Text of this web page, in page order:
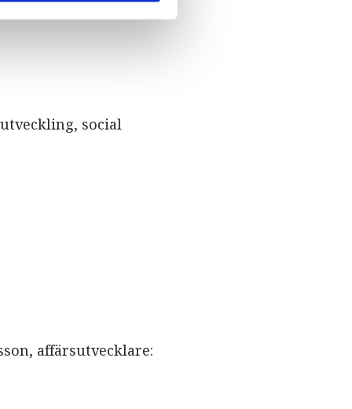
social
affärsutvecklare: